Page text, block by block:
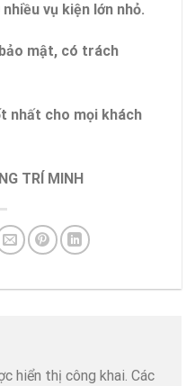
vụ kiện lớn nhỏ.
mật, có trách
nhất cho mọi khách
TRÍ MINH
hiển thị công khai. Các